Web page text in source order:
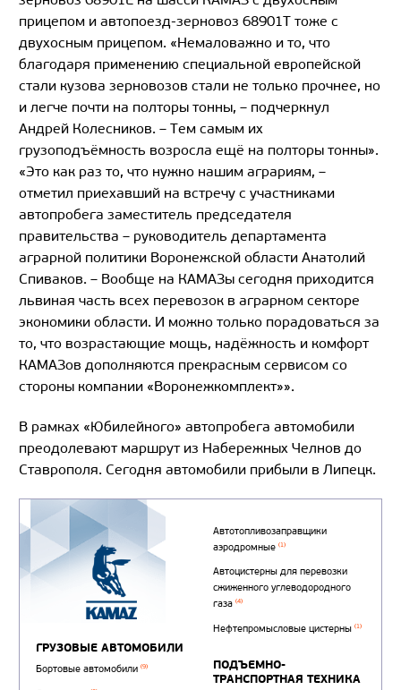
прицепом и автопоезд-зерновоз 68901Т тоже с
двухосным прицепом. «Немаловажно и то, что
благодаря применению специальной европейской
стали кузова зерновозов стали не только прочнее, но
и легче почти на полторы тонны, – подчеркнул
Андрей Колесников. – Тем самым их
грузоподъёмность возросла ещё на полторы тонны».
«Это как раз то, что нужно нашим аграриям, –
отметил приехавший на встречу с участниками
автопробега заместитель председателя
правительства – руководитель департамента
аграрной политики Воронежской области Анатолий
Спиваков. – Вообще на КАМАЗы сегодня приходится
львиная часть всех перевозок в аграрном секторе
экономики области. И можно только порадоваться за
то, что возрастающие мощь, надёжность и комфорт
КАМАЗов дополняются прекрасным сервисом со
стороны компании «Воронежкомплект»».
В рамках «Юбилейного» автопробега автомобили
преодолевают маршрут из Набережных Челнов до
Ставрополя. Сегодня автомобили прибыли в Липецк.